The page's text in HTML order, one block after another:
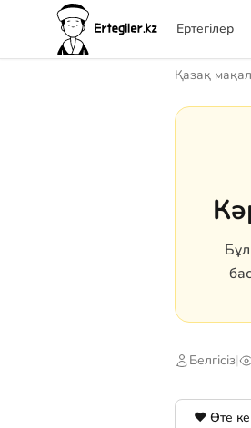
Ертегілер
Қазақ
Белгісіз|
❤️ Өте